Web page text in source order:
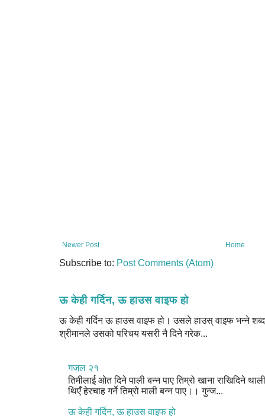
Newer Post Home
Subscribe to: Post Comments (Atom)
ऊ केही गर्दिन, ऊ हाउस वाइफ हो
ऊ केही गर्दिन ऊ हाउस वाइफ हो। उसले हाउस् वाइफ भन्ने
श्रीमानले उसको परिचय यसरी नै दिने गरेक...
गजल २१
तिमीलाई ओत दिने पाली बन्न पाए तिम्रो खाना राखिदिने
थिएँ हेरचाह गर्ने तिम्रो माली बन्न पाए।। गुन्ज...
ऊ केही गर्दिन, ऊ हाउस वाइफ हो